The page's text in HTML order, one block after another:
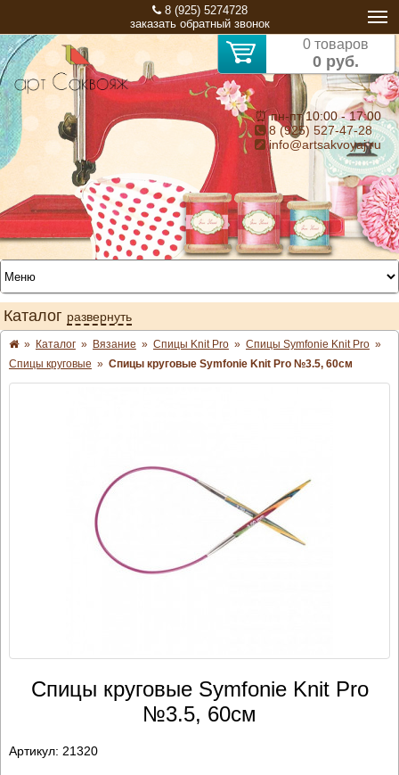
8 (925) 5274728
заказать обратный звонок
0 товаров
0 руб.
⏰ пн-пт 10:00 - 17:00
8 (925) 527-47-28
info@artsakvoyaj.ru
Каталог развернуть
» Каталог » Вязание » Спицы Knit Pro » Спицы Symfonie Knit Pro »
Спицы круговые » Спицы круговые Symfonie Knit Pro №3.5, 60см
Спицы круговые Symfonie Knit Pro
№3.5, 60см
Артикул: 21320